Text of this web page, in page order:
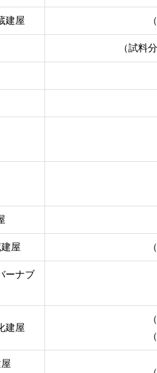
建屋
（試料
屋
ーナブ
建屋